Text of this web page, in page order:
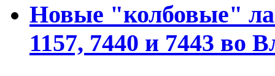
Новые "колбовые"
1157, 7440 и 7443 во